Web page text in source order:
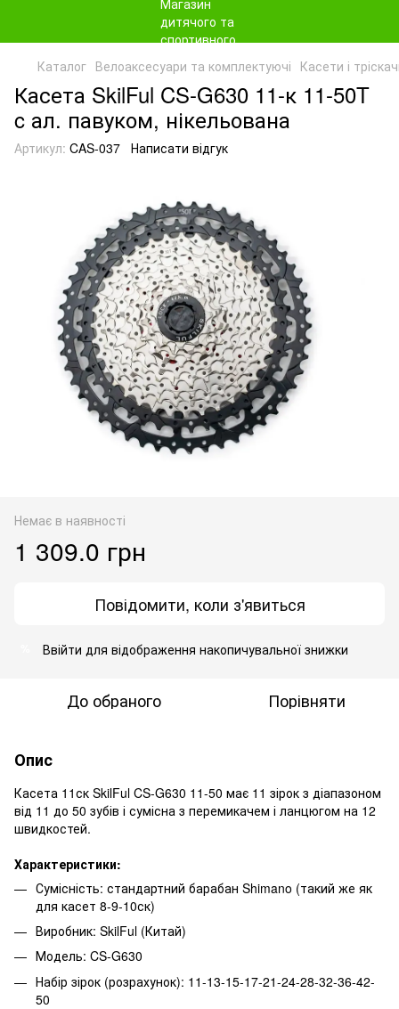
Каталог Велоаксесуари та комплектуючі Касети і
Касета SkilFul CS-G630 11-к 11-50T
c ал. павуком, нікельована
Артикул: CAS-037 Написати відгук
Немає в наявності
1 309.0 грн
Повідомити, коли з'явиться
Ввійти для відображення накопичувальної знижки
До обраного Порівняти
Опис
Касета 11ск SkilFul CS-G630 11-50 має 11 зірок з діапазоном
від 11 до 50 зубів і сумісна з перемикачем і ланцюгом на 12
швидкостей.
Характеристики:
Сумісність: стандартний барабан Shimano (такий же як
для касет 8-9-10ск)
Виробник: SkilFul (Китай)
Модель: CS-G630
Набір зірок (розрахунок): 11-13-15-17-21-24-28-32-36-42-
50